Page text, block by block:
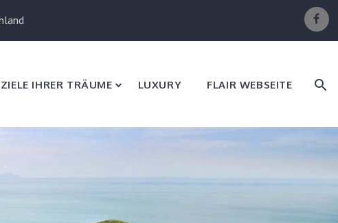
ZIELE IHRER TRÄUME LUXURY FLAIR WEBSEITE